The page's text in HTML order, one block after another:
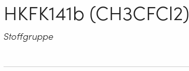
HKFK141b (CH3CFCl2)
Stoffgruppe